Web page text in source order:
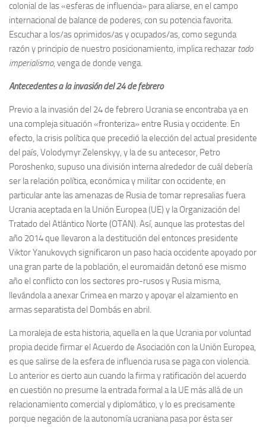
colonial de las «esferas de influencia» para aliarse, en el campo
internacional de balance de poderes, con su potencia favorita.
Escuchar a los/as oprimidos/as y ocupados/as, como segunda
razón y principio de nuestro posicionamiento, implica rechazar todo
imperialismo, venga de donde venga.
Antecedentes a la invasión del 24 de febrero
Previo a la invasión del 24 de febrero Ucrania se encontraba ya en
una compleja situación «fronteriza» entre Rusia y occidente. En
efecto, la crisis política que precedió la elección del actual presidente
del país, Volodymyr Zelenskyy, y la de su antecesor, Petro
Poroshenko, supuso una división interna alrededor de cuál debería
ser la relación política, económica y militar con occidente, en
particular ante las amenazas de Rusia de tomar represalias fuera
Ucrania aceptada en la Unión Europea (UE) y la Organización del
Tratado del Atlántico Norte (OTAN). Así, aunque las protestas del
año 2014 que llevaron a la destitución del entonces presidente
Viktor Yanukovych significaron un paso hacia occidente apoyado por
una gran parte de la población, el euromaidán detonó ese mismo
año el conflicto con los sectores pro-rusos y Rusia misma,
llevándola a anexar Crimea en marzo y apoyar el alzamiento en
armas separatista del Dombás en abril.
La moraleja de esta historia, aquella en la que Ucrania por voluntad
propia decide firmar el Acuerdo de Asociación con la Unión Europea,
es que salirse de la esfera de influencia rusa se paga con violencia.
Lo anterior es cierto aun cuando la firma y ratificación del acuerdo
en cuestión no presume la entrada formal a la UE más allá de un
relacionamiento comercial y diplomático, y lo es precisamente
porque negación de la autonomía ucraniana pasa por ésta ser